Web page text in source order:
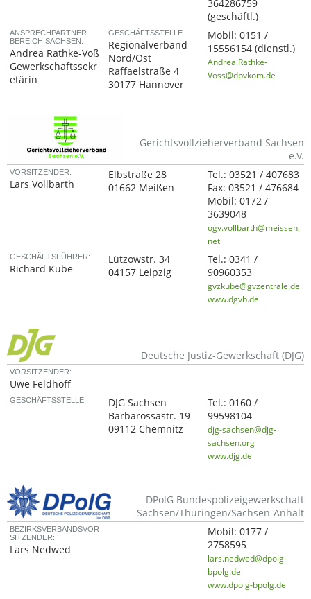
364286759
(geschäftl.)
ANSPRECHPARTNER
BEREICH SACHSEN:
Andrea Rathke-Voß
Gewerkschaftssekr
etärin
GESCHÄFTSSTELLE
Regionalverband
Nord/Ost
Raffaelstraße 4
30177 Hannover
Mobil:0151 /
15556154(dienstl.)
Andrea.Rathke-
Voss@dpvkom.de
Gerichtsvollzieherverband Sachsen
e.V.
VORSITZENDER:
Lars Vollbarth
Elbstraße 28
01662 Meißen
Tel.:03521 / 407683
Fax:03521 / 476684
Mobil:0172 /
3639048
ogv.vollbarth@meissen.
net
GESCHÄFTSFÜHRER:
Richard Kube
Lützowstr. 34
04157 Leipzig
Tel.:0341 /
90960353
gvzkube@gvzentrale.de
www.dgvb.de
Deutsche Justiz-Gewerkschaft (DJG)
VORSITZENDER:
Uwe Feldhoff
GESCHÄFTSSTELLE:
DJG Sachsen
Barbarossastr. 19
09112 Chemnitz
Tel.:0160 /
99598104
djg-sachsen@djg-
sachsen.org
www.djg.de
DPolG Bundespolizeigewerkschaft
Sachsen/Thüringen/Sachsen-Anhalt
BEZIRKSVERBANDSVOR
SITZENDER:
Lars Nedwed
Mobil:0177 /
2758595
lars.nedwed@dpolg-
bpolg.de
www.dpolg-bpolg.de